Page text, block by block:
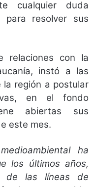
cualquier duda
para resolver sus
relaciones con la
instó a las
la región a postular
en el fondo
abiertas sus
este mes.
ha
los últimos años,
de las líneas de